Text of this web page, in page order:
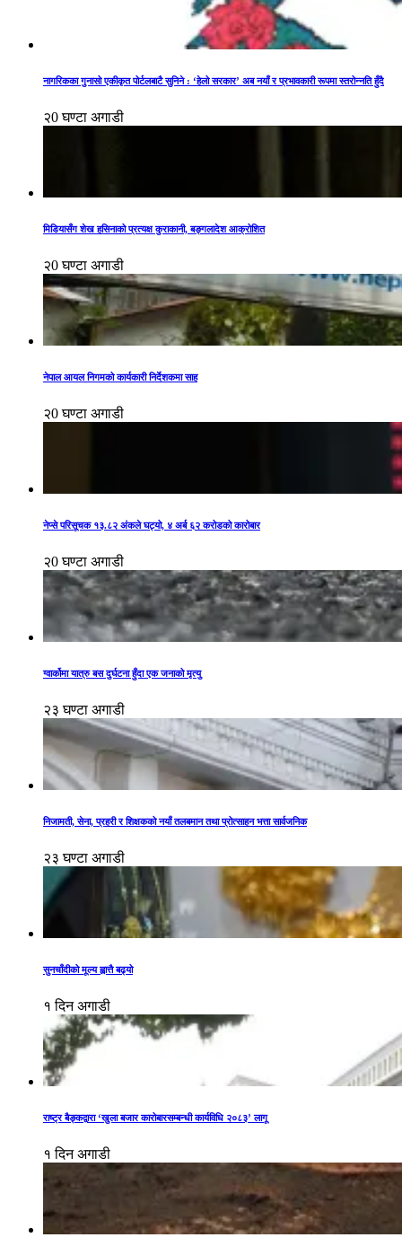
नागरिकका गुनासो एकीकृत पोर्टलबाटै सुनिने : ‘हेलो सरकार’ अब नयाँ र प्रभावकारी रूपमा स्तरोन्नति हुँदै
२0 घण्टा अगाडी
मिडियासँग शेख हसिनाको प्रत्यक्ष कुराकानी, बङ्गलादेश आक्रोशित
२0 घण्टा अगाडी
नेपाल आयल निगमको कार्यकारी निर्देशकमा साह
२0 घण्टा अगाडी
नेप्से परिसूचक १३.८२ अंकले घट्यो, ४ अर्ब ६२ करोडको कारोबार
२0 घण्टा अगाडी
ग्वार्कोमा यात्रु बस दुर्घटना हुँदा एक जनाको मृत्यु
२३ घण्टा अगाडी
निजामती, सेना, प्रहरी र शिक्षकको नयाँ तलबमान तथा प्रोत्साहन भत्ता सार्वजनिक
२३ घण्टा अगाडी
सुनचाँदीको मूल्य ह्वात्तै बढ्यो
१ दिन अगाडी
राष्ट्र बैङ्कद्वारा ‘खुला बजार कारोबारसम्बन्धी कार्यविधि २०८३’ लागू
१ दिन अगाडी